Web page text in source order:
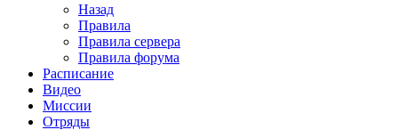
Назад
Правила
Правила сервера
Правила форума
Расписание
Видео
Миссии
Отряды